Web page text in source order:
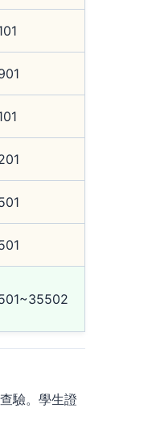
驗。學生證